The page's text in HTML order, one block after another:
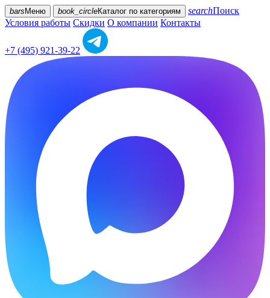
bars Меню book_circleКаталог по категориям searchПоиск
Условия работы Скидки О компании Контакты
+7 (495) 921-39-22